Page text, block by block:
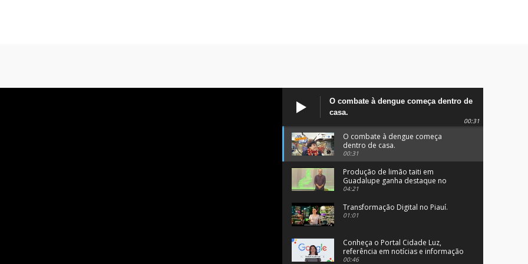
O combate à dengue começa dentro de
casa.
00:31
O combate à dengue começa
dentro de casa.
00:31
Produção de limão taiti em
Guadalupe ganha destaque no
programa Clube Rural.
04:21
Transformação Digital no Piauí.
01:01
Conheça o Portal Cidade Luz,
referência em notícias e informação
no Sul do Piauí.
00:46